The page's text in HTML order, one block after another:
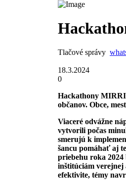
Tlačové správy
18.3.2024
0
Hackathony MIRRI
občanov. Obce,
Viaceré odvážne
vytvorili počas
smerujú k
šancu pomáhať aj
priebehu roka
inštitúciám
efektivite, témy